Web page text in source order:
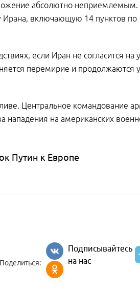
абсолютно неприемлемым.
Ирана, включающую 14 пунктов по
если Иран не согласится на
перемирие и продолжаются
Центральное командование
нападения на американских
Путин к Европе
Подписывайтесь
на нас